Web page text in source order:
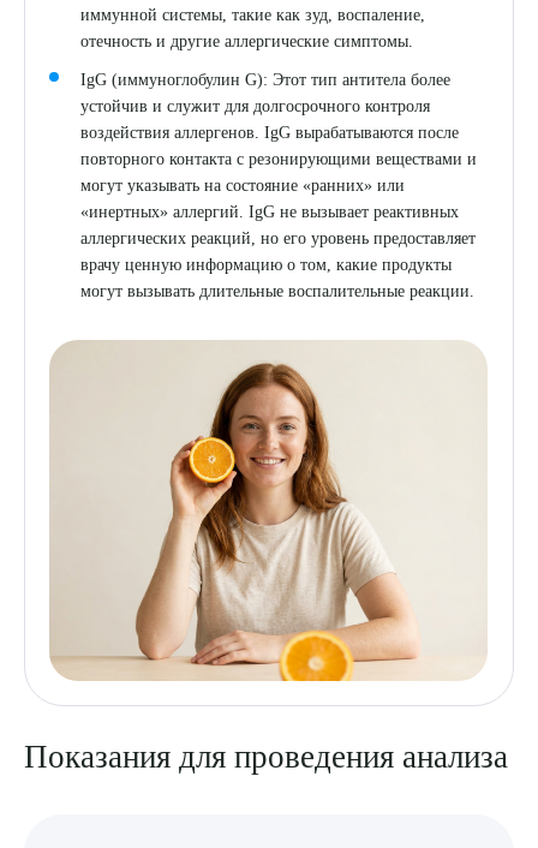
иммунной системы, такие как зуд, воспаление,
отечность и другие аллергические симптомы.
IgG (иммуноглобулин G): Этот тип антитела более
устойчив и служит для долгосрочного контроля
воздействия аллергенов. IgG вырабатываются после
повторного контакта с резонирующими веществами и
могут указывать на состояние «ранних» или
«инертных» аллергий. IgG не вызывает реактивных
аллергических реакций, но его уровень предоставляет
врачу ценную информацию о том, какие продукты
могут вызывать длительные воспалительные реакции.
Показания для проведения анализа